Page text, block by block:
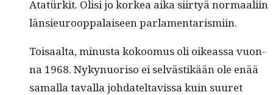
Atatürk­it. Olisi jo korkea aika siir­tyä nor­maali­in
län­sieu­roop­palaiseen parlamentarismiin.
Toisaal­ta, minus­ta kokoomus oli oike­as­sa vuon­
na 1968. Nykyn­uoriso ei selvästikään ole enää
samal­la taval­la joh­dateltavis­sa kuin suuret